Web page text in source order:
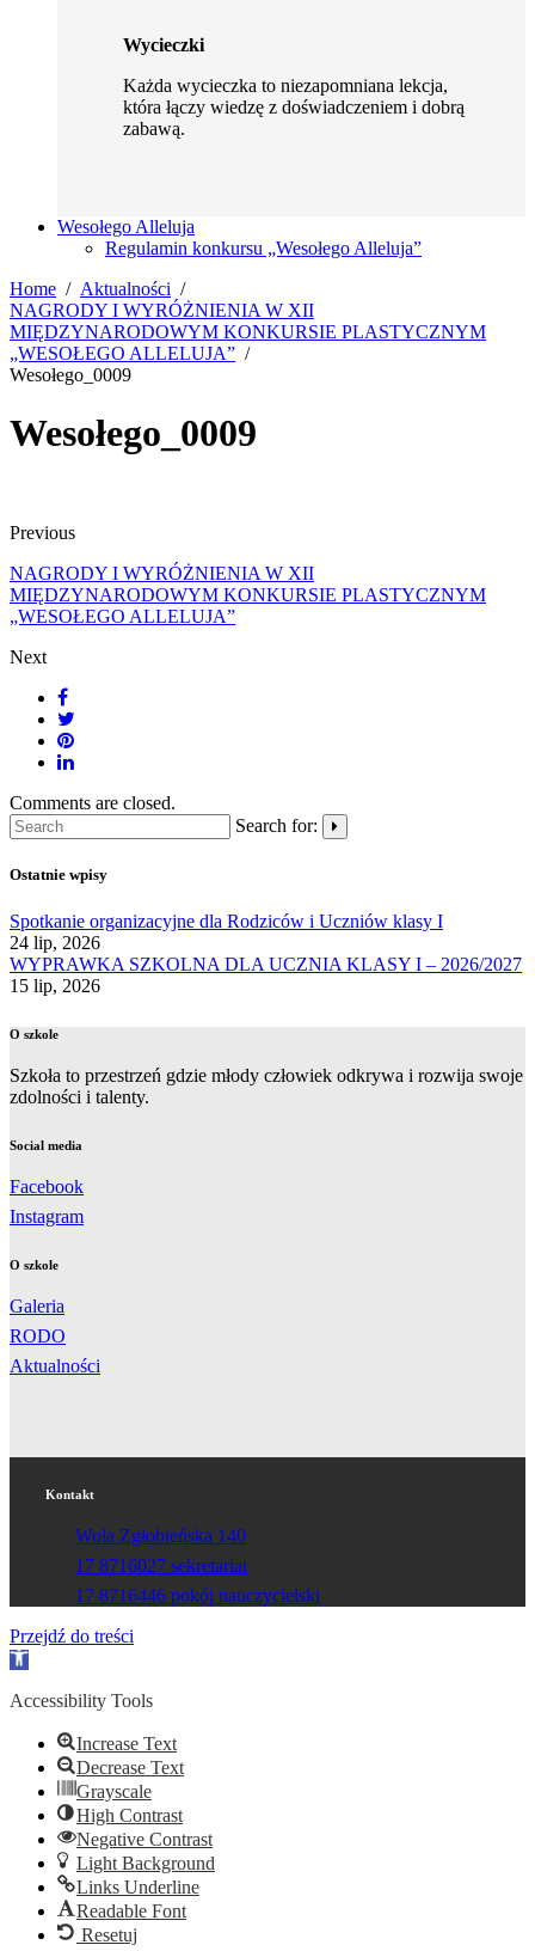
Wycieczki
Każda wycieczka to niezapomniana lekcja,
która łączy wiedzę z doświadczeniem i dobrą
zabawą.
Wesołego Alleluja
Regulamin konkursu „Wesołego Alleluja”
Home
Aktualności
NAGRODY I WYRÓŻNIENIA W XII
MIĘDZYNARODOWYM KONKURSIE PLASTYCZNYM
„WESOŁEGO ALLELUJA”
Wesołego_0009
Wesołego_0009
Previous
NAGRODY I WYRÓŻNIENIA W XII
MIĘDZYNARODOWYM KONKURSIE PLASTYCZNYM
„WESOŁEGO ALLELUJA”
Next
Comments are closed.
Search for:
Ostatnie wpisy
Spotkanie organizacyjne dla Rodziców i Uczniów klasy I
24 lip, 2026
WYPRAWKA SZKOLNA DLA UCZNIA KLASY I – 2026/2027
15 lip, 2026
O szkole
Szkoła to przestrzeń gdzie młody człowiek odkrywa i rozwija swoje
zdolności i talenty.
Social media
Facebook
Instagram
O szkole
Galeria
RODO
Aktualności
Kontakt
Wola Zgłobieńska 140
17 8716027 sekretariat
17 8716446 pokój nauczycielski
Przejdź do treści
Otwórz
narzędzi
Accessibility Tools
Increase Text
Decrease Text
Grayscale
High Contrast
Negative Contrast
Light Background
Links Underline
Readable Font
Resetuj